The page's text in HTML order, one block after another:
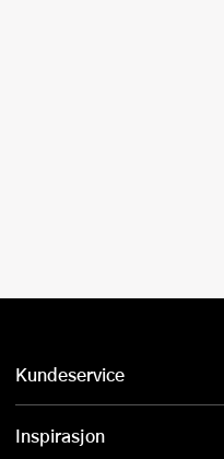
Kundeservice
Inspirasjon